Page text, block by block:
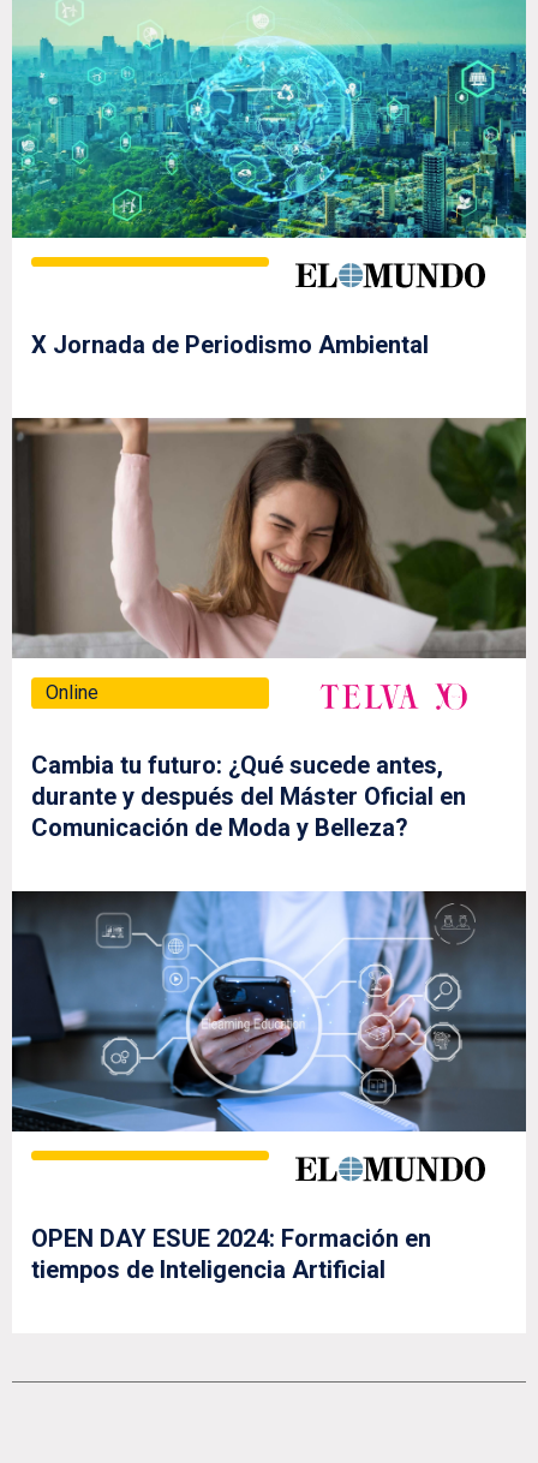
X Jornada de Periodismo Ambiental
Online
Cambia tu futuro: ¿Qué sucede antes,
durante y después del Máster Oficial en
Comunicación de Moda y Belleza?
OPEN DAY ESUE 2024: Formación en
tiempos de Inteligencia Artificial